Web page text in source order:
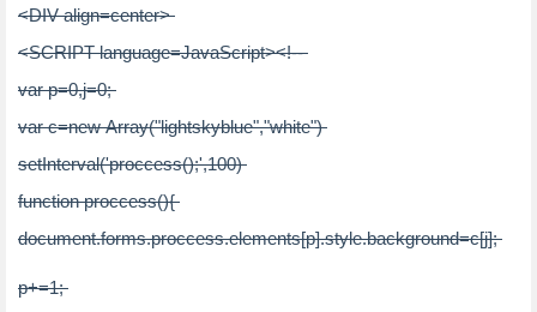
<DIV align=center>
<SCRIPT language=JavaScript><!--
varp=0,j=0;
varc=newArray("lightskyblue","white")
setInterval('proccess();',100)
function proccess(){
document.forms.proccess.elements[p].style.background=c[j];
p+=1;